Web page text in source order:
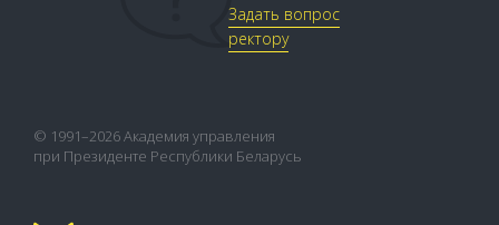
Задать вопрос
ректору
© 1991–2026 Академия управления
при Президенте Республики Беларусь